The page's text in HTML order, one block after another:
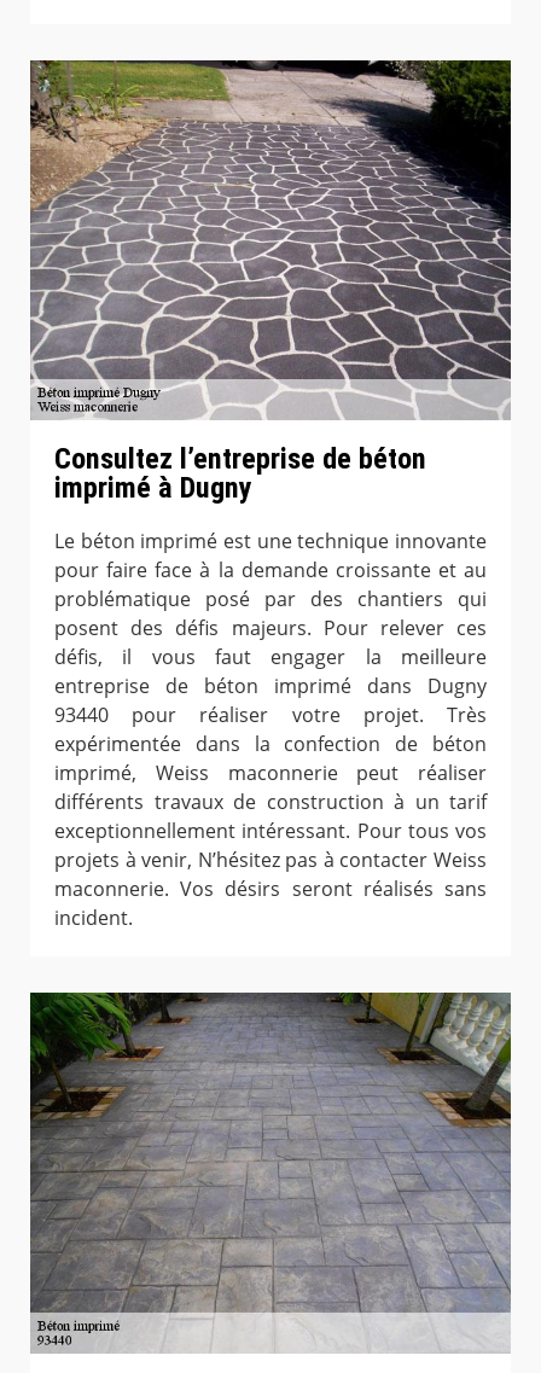
Consultez l’entreprise de béton
imprimé à Dugny
Le béton imprimé est une technique innovante
pour faire face à la demande croissante et au
problématique posé par des chantiers qui
posent des défis majeurs. Pour relever ces
défis, il vous faut engager la meilleure
entreprise de béton imprimé dans Dugny
93440 pour réaliser votre projet. Très
expérimentée dans la confection de béton
imprimé, Weiss maconnerie peut réaliser
différents travaux de construction à un tarif
exceptionnellement intéressant. Pour tous vos
projets à venir, N’hésitez pas à contacter Weiss
maconnerie. Vos désirs seront réalisés sans
incident.